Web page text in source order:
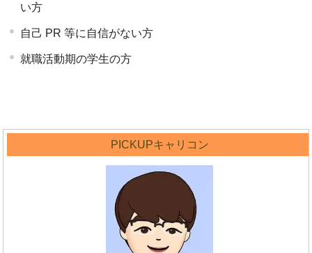
い方
自己 PR 等に自信がない方
就職活動期の学生の方
PICKUPキャリコン